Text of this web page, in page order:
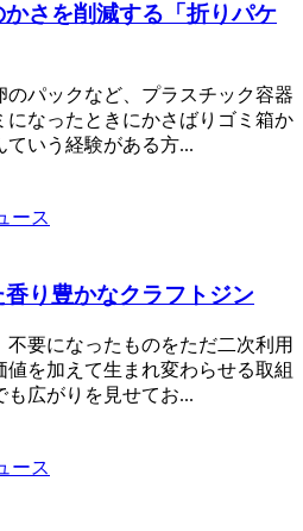
さを削減する「折りパケ
パックなど、プラスチック容器
になったときにかさばりゴミ箱か
いう経験がある方...
ース
り豊かなクラフトジン
不要になったものをただ二次利用
を加えて生まれ変わらせる取組
広がりを見せてお...
ース